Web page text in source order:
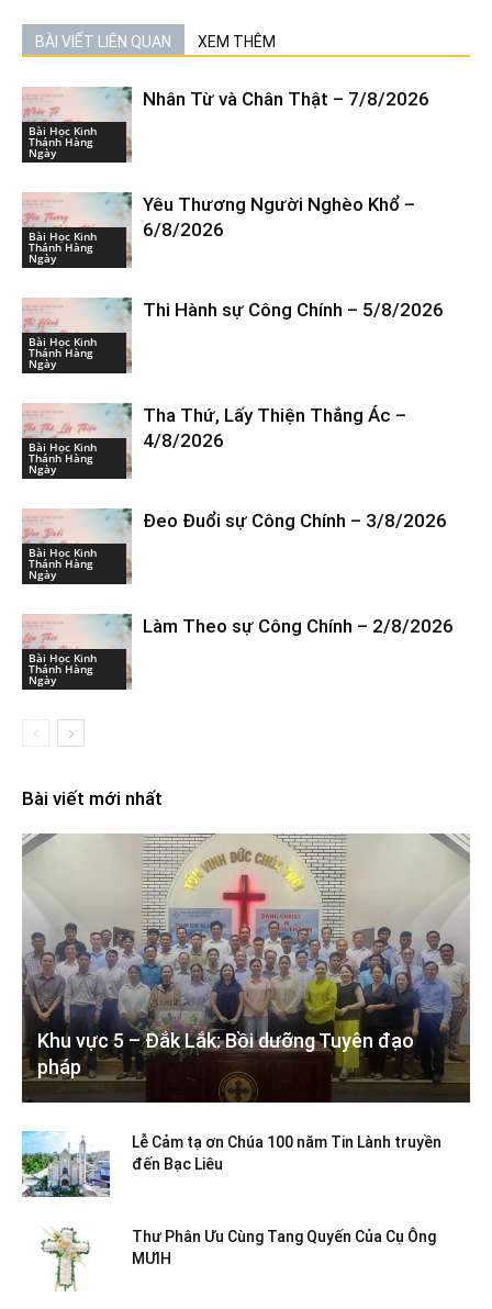
BÀI VIẾT LIÊN QUAN XEM THÊM
Bài Học Kinh
Thánh Hàng
Ngày
Nhân Từ và Chân Thật – 7/8/2026
Bài Học Kinh
Thánh Hàng
Ngày
Yêu Thương Người Nghèo Khổ –
6/8/2026
Bài Học Kinh
Thánh Hàng
Ngày
Thi Hành sự Công Chính – 5/8/2026
Bài Học Kinh
Thánh Hàng
Ngày
Tha Thứ, Lấy Thiện Thắng Ác –
4/8/2026
Bài Học Kinh
Thánh Hàng
Ngày
Đeo Đuổi sự Công Chính – 3/8/2026
Bài Học Kinh
Thánh Hàng
Ngày
Làm Theo sự Công Chính – 2/8/2026
Bài viết mới nhất
Khu vực 5 – Đắk Lắk: Bồi dưỡng Tuyên đạo
pháp
Lễ Cảm tạ ơn Chúa 100 năm Tin Lành truyền
đến Bạc Liêu
Thư Phân Ưu Cùng Tang Quyến Của Cụ Ông
MƯIH